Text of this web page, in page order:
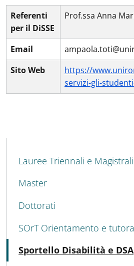
Referenti
per il DiSSE
Prof.ssa Anna
Email
Sito Web
https://
servizi-gli-
MAIN NAVIGATION
Lauree Triennali e Magistrali
Master
Dottorati
SOrT Orientamento e
Sportello Disabilità e DSA